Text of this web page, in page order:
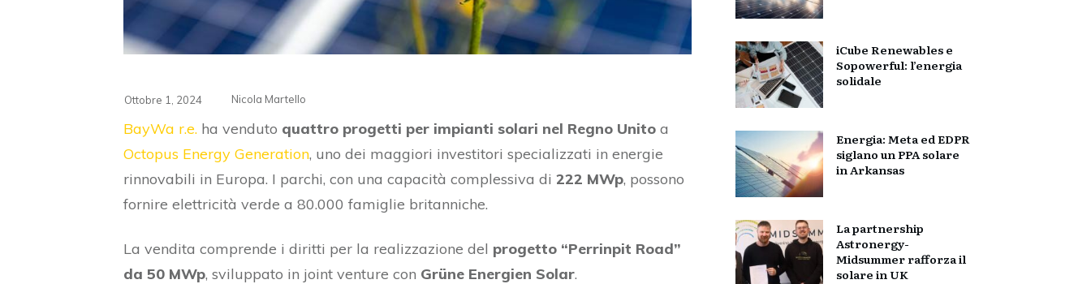
Ottobre 1, 2024 Nicola Martello
BayWa r.e. ha venduto quattro progetti per impianti solari nel Regno Unito a
Octopus Energy Generation, uno dei maggiori investitori specializzati in energie
rinnovabili in Europa. I parchi, con una capacità complessiva di 222 MWp, possono
fornire elettricità verde a 80.000 famiglie britanniche.
La vendita comprende i diritti per la realizzazione del progetto “Perrinpit Road”
da 50 MWp, sviluppato in joint venture con Grüne Energien Solar.
iCube Renewables e
Sopowerful: l’energia
solidale
Energia: Meta ed EDPR
siglano un PPA solare
in Arkansas
La partnership
Astronergy-
Midsummer rafforza il
solare in UK